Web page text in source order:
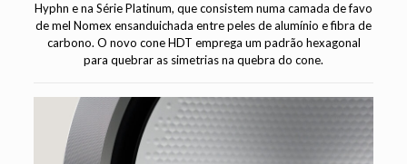
Hyphn e na Série Platinum, que consistem numa camada de favo
de mel Nomex ensanduichada entre peles de alumínio e fibra de
carbono. O novo cone HDT emprega um padrão hexagonal
para quebrar as simetrias na quebra do cone.